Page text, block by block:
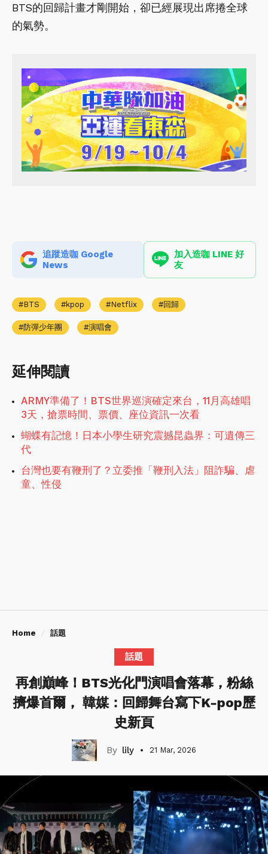
BTS的回歸計畫才剛開始，卻已經展現出席捲全球
的氣勢。
追蹤造咖 Google
News
加入造咖 LINE 好
友
BTS kpop Netflix 回歸
防彈少年團 演唱會
延伸閱讀
ARMY準備了！BTS世界巡演確定來台，11月高雄唱
3天，搶票時間、票價、座位資訊一次看
蝴蝶有記憶！日本小學生研究震撼昆蟲界：可遺傳三
代
台灣也要有鞭刑了？立委推「鞭刑入法」阻詐騙、虐
童、性侵
Home 話題
話題
再創巔峰！BTS光化門演唱會落幕，粉絲
擠爆首爾， 韓媒：回歸舞台寫下K-pop歷
史新頁
lily 21 Mar, 2026